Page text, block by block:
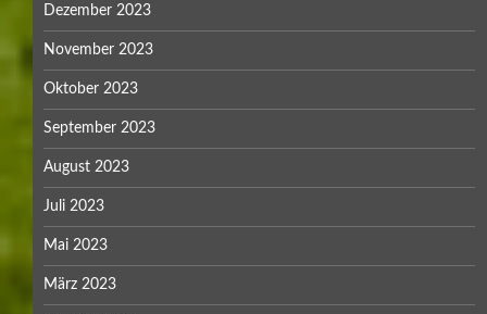
Dezember 2023
November 2023
Oktober 2023
September 2023
August 2023
Juli 2023
Mai 2023
März 2023